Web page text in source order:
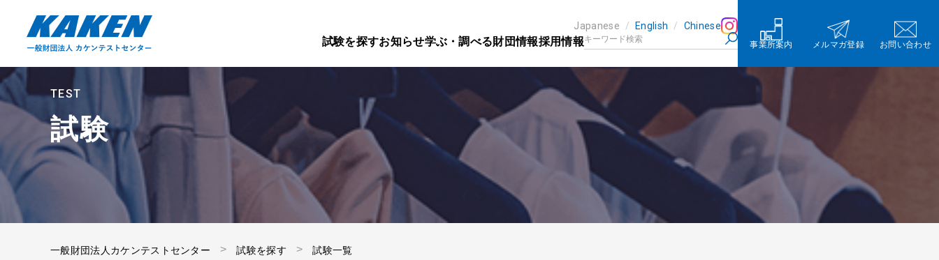
Japanese English Chinese
試験を探すお知らせ学ぶ・調べる財団情報採用情報 事業所案内 メルマガ登録 お問い合わせ
TEST
試験
一般財団法人カケンテストセンター 試験を探す 試験一覧